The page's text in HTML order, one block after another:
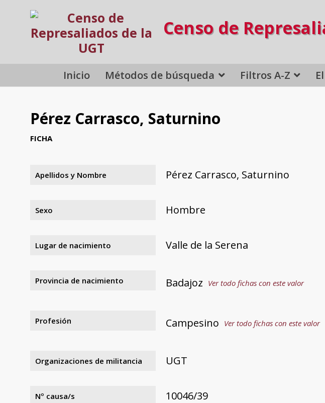
Censo de
Inicio Métodos de búsqueda Filtros A-Z
Pérez Carrasco, Saturnino
FICHA
Apellidos y Nombre Pérez Carrasco, Saturnino
Sexo Hombre
Lugar de nacimiento Valle de la Serena
Provincia de nacimiento Badajoz Ver todo fichas con este valor
Profesión Campesino Ver todo fichas con este valor
Organizaciones de militancia UGT
Nº causa/s 10046/39